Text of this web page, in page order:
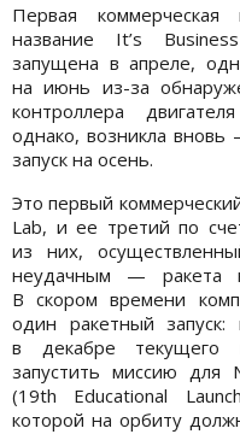
Первая
название It’s
запущена в апреле,
на июнь из-за
контроллера
однако, возникла
запуск на осень.
Это первый
Lab, и ее третий по
из них,
неудачным — ракета
В скором времени
один ракетный запуск:
в декабре текущего
запустить миссию для
(19th Educational
которой на орбиту